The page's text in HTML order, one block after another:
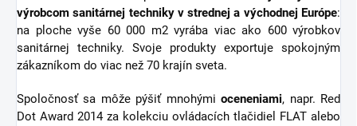
výrobcom sanitárnej techniky v strednej a východnej Európe:
na ploche vyše 60 000 m2 vyrába viac ako 600 výrobkov
sanitárnej techniky. Svoje produkty exportuje spokojným
zákazníkom do viac než 70 krajín sveta.
Spoločnosť sa môže pýšiť mnohýmioceneniami, napr. Red
Dot Award 2014 za kolekciu ovládacích tlačidiel FLAT alebo